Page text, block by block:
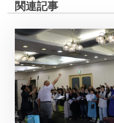
関連記事